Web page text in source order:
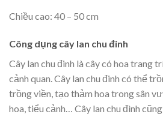
Chiều cao: 40 – 50 cm
Công dụng cây lan chu đinh
Cây lan chu đinh là cây có hoa trang
cảnh quan. Cây lan chu đinh có thể
trồng viền, tạo thảm hoa trong sân
hoa, tiểu cảnh… Cây lan chu đình